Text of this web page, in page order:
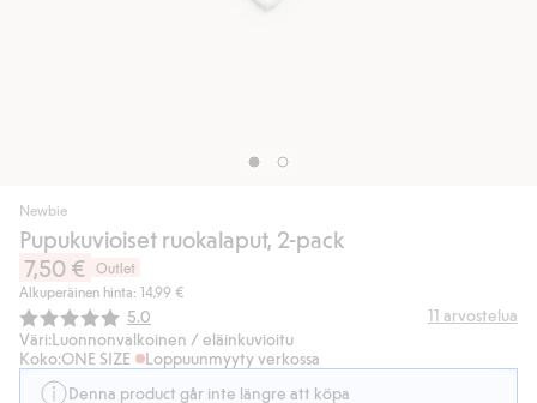
Newbie
Pupukuvioiset ruokalaput, 2-pack
7,50 €
Outlet
Alkuperäinen hinta: 14,99 €
Keskimääräinen luokitus:
5.0 11 arvostelua
Väri:Luonnonvalkoinen / eläinkuvioitu
Koko:ONE SIZE
Loppuunmyyty verkossa
Denna product går inte längre att köpa